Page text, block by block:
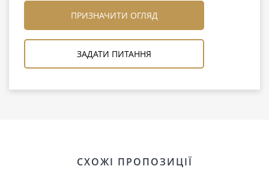
ПРИЗНАЧИТИ ОГЛЯД
ЗАДАТИ ПИТАННЯ
СХОЖІ ПРОПОЗИЦІЇ